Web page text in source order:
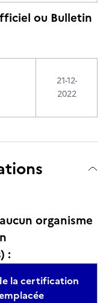
ou Bulletin
21-12-
2022
organisme
:
la certification